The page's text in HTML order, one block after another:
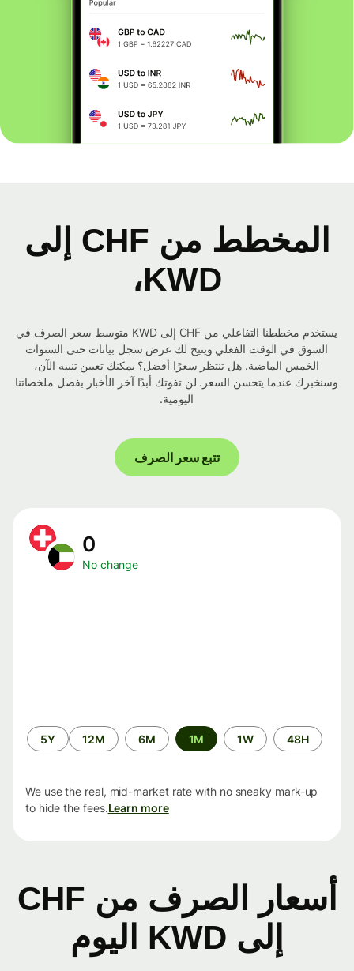
المخطط من CHF إلى
KWD،
يستخدم مخططنا التفاعلي من CHF إلى KWD متوسط ​​سعر الصرف في
السوق في الوقت الفعلي ويتيح لك عرض سجل بيانات حتى السنوات
الخمس الماضية. هل تنتظر سعرًا أفضل؟ يمكنك تعيين تنبيه الآن،
وسنخبرك عندما يتحسن السعر. لن تفوتك أبدًا آخر الأخبار بفضل ملخصاتنا
اليومية.
تتبع سعر الصرف
No change
الفترة
الزمنية
48H
1W
1M
6M
12M
5Y
We use the real, mid-market rate with no sneaky mark-up
to hide the fees.Learn more
أسعار الصرف من CHF
إلى KWD اليوم